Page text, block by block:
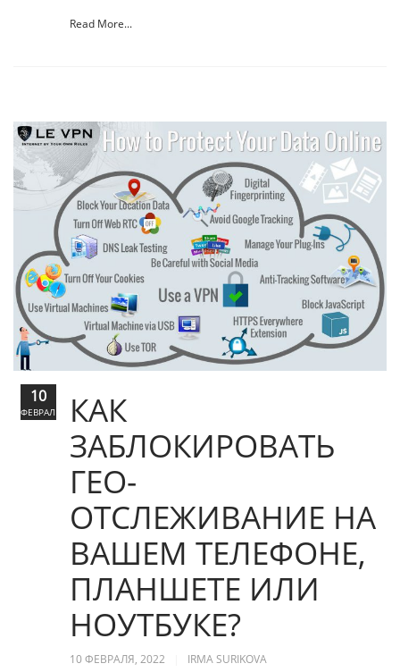
Read More...
КАК
ЗАБЛОКИРОВАТЬ
ГЕО-
ОТСЛЕЖИВАНИЕ НА
ВАШЕМ ТЕЛЕФОНЕ,
ПЛАНШЕТЕ ИЛИ
НОУТБУКЕ?
10 ФЕВРАЛЯ, 2022 IRMA SURIKOVA
10
ФЕВРАЛЬ